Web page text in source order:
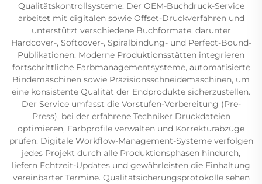
Qualitätskontrollsysteme. Der OEM-Buchdruck-Service
arbeitet mit digitalen sowie Offset-Druckverfahren und
unterstützt verschiedene Buchformate, darunter
Hardcover-, Softcover-, Spiralbindung- und Perfect-Bound-
Publikationen. Moderne Produktionsstätten integrieren
fortschrittliche Farbmanagementsysteme, automatisierte
Bindemaschinen sowie Präzisionsschneidemaschinen, um
eine konsistente Qualität der Endprodukte sicherzustellen.
Der Service umfasst die Vorstufen-Vorbereitung (Pre-
Press), bei der erfahrene Techniker Druckdateien
optimieren, Farbprofile verwalten und Korrekturabzüge
prüfen. Digitale Workflow-Management-Systeme verfolgen
jedes Projekt durch alle Produktionsphasen hindurch,
liefern Echtzeit-Updates und gewährleisten die Einhaltung
vereinbarter Termine. Qualitätsicherungsprotokolle sehen